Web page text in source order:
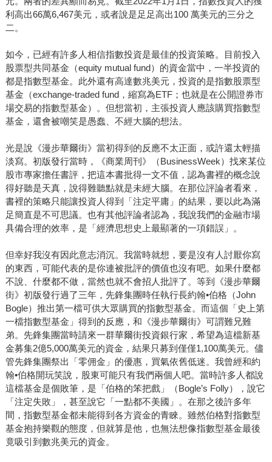
利高出66萬6,467美元，或者說是足足高出100 萬美元的三分之
二。
如今，已經有許多人相信指數投資是最佳的投資策略。目前投入
股票型共同基金（equity mutual fund）的資金當中，一半投資的
都是指數型基金。此外還有高達數兆美元，投資的是指數股票型
基金（exchange-traded fund，縮寫為ETF；也就是在公開證券市
場交易的指數型基金）。但想當初，主張投資人應該購買指數型
基金，還會被嘲笑是愚蠢、不經大腦的想法。
光是說《漫步華爾街》當初得到的反應不太正面，或許還太輕描
淡寫。初版發行當時，《商業周刊》（BusinessWeek）找來某位
股市專家擔任書評，把這本書批得一文不值，認為書裡的概念說
得好聽是天真，說得難聽點就是未經大腦。在那位評論者看來，
書裡的策略只能讓投資人得到「注定平庸」的結果，要以此為滿
足簡直是不可思議。也有其他評論者認為，我說我們的金融市場
具備合理的效率，是「經濟思想史上最顯著的一項錯誤」。
但幸好我沒有因此意志消沉。我當時就想，要是沒有人討厭你寫
的東西，可能代表的是你連被批評的價值也沒有吧。如果什麼都
不說、什麼都不做，當然也就不會招人批評了。等到《漫步華爾
街》初版發行過了三年，先鋒集團時任執行長約翰•伯格（John
Bogle）推出第一檔可供大眾購買的指數型基金。而這個「史上第
一檔指數型基金」得到的反應，和《漫步華爾街》可謂難兄難
弟。先鋒集團當時請來一群華爾街投資銀行家，希望為這檔新基
金募集2億5,000萬美元的資金，結果只募到僅僅1,100萬美元。儘
管先鋒集團祭出「零佣金」的優惠，買氣依舊低迷。我曾經和約
翰•伯格開玩笑說，股東可能只有我們兩個人吧。當時許多人都說
這檔基金是個敗筆，是「伯格的笨把戲」（Bogle’s Folly），說它
「注定失敗」，甚至說它「一點都不美國」。在那之後許多年
間，指數型基金都未能得到各方資金的青睞。雖然伯格對指數型
基金抱持樂觀的態度，但就算是他，也無法想像指數型基金最後
竟吸引到數兆美元的資金。